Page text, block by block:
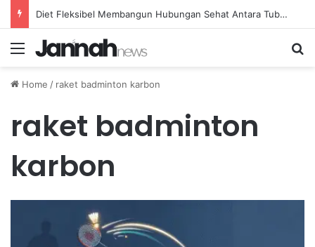
Diet Fleksibel Membangun Hubungan Sehat Antara Tubuh dan Makanan Sehari-hari
Menu
Home / raket badminton karbon
raket badminton
karbon